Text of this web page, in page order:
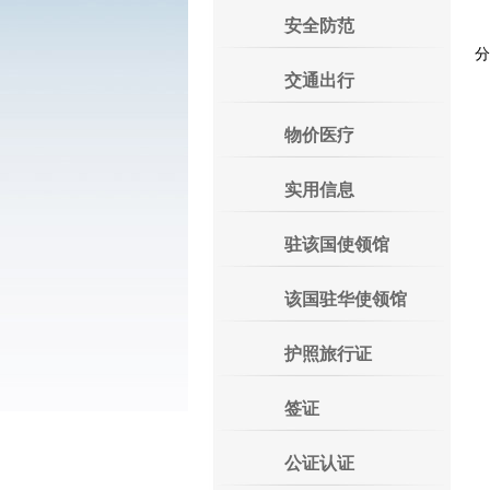
安全防范
交通出行
物价医疗
实用信息
驻该国使领馆
该国驻华使领馆
护照旅行证
签证
公证认证